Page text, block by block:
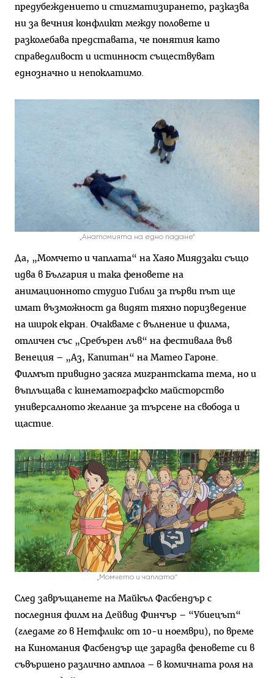
предубеждението и стигматизирането, разказва
ни за вечния конфликт между половете и
разколебава представата, че понятия като
справедливост и истинност съществуват
еднозначно и непоклатимо.
„Анатомията на едно падане“
Да, „Момчето и чаплата“ на Хаяо Миядзаки също
идва в България и така феновете на
анимационното студио Гибли за първи път ще
имат възможност да видят тяхно поризведение
на широк екран. Очакваме с вълнение и филма,
отличен със „Сребърен лъв“ на фестивала във
Венеция – „Аз, Капитан“ на Матео Гароне.
Филмът привидно засяга мигрантската тема, но и
въплъщава с кинематографско майсторство
универсалното желание за търсене на свобода и
щастие.
„Момчето и чаплата“
След завръщанете на Майкъл Фасбендър с
последния филм на Дейвид Финчър – “Убиецът“
(гледаме го в Нетфликс от 10-и ноември), по време
на Киномания Фасбендър ще зарадва феновете си в
съвършено различно амплоа – в комичната роля на